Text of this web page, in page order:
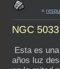
«
NGC 5033
Esta es
años luz